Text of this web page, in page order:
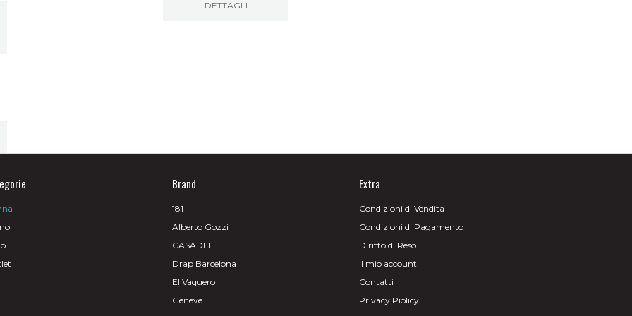
DETTAGLI
Brand
181
Alberto Gozzi
CASADEI
Drap Barcelona
El Vaquero
Geneve
Extra
Condizioni di Vendita
Condizioni di Pagamento
Diritto di Reso
Il mio account
Contatti
Privacy Piolicy